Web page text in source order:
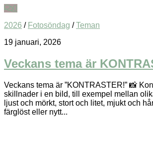
0
2026 / Fotosöndag /Teman
19 januari, 2026
Veckans tema är
Veckans tema är ”KONTRASTER!” 📸
skillnader i en bild, till exempel mellan
ljust och mörkt, stort och litet, mjukt och
färglöst eller nytt...